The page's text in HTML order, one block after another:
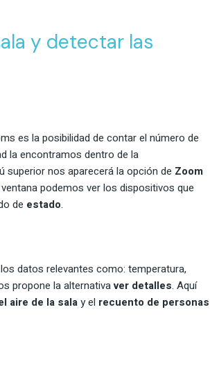
y detectar las
es la posibilidad de contar el número de
la encontramos dentro de la
superior nos aparecerá la opción de Zoom
podemos ver los dispositivos que
de estado.
datos relevantes como: temperatura,
propone la alternativaver detalles. Aquí
aire de la salay el recuento de personas